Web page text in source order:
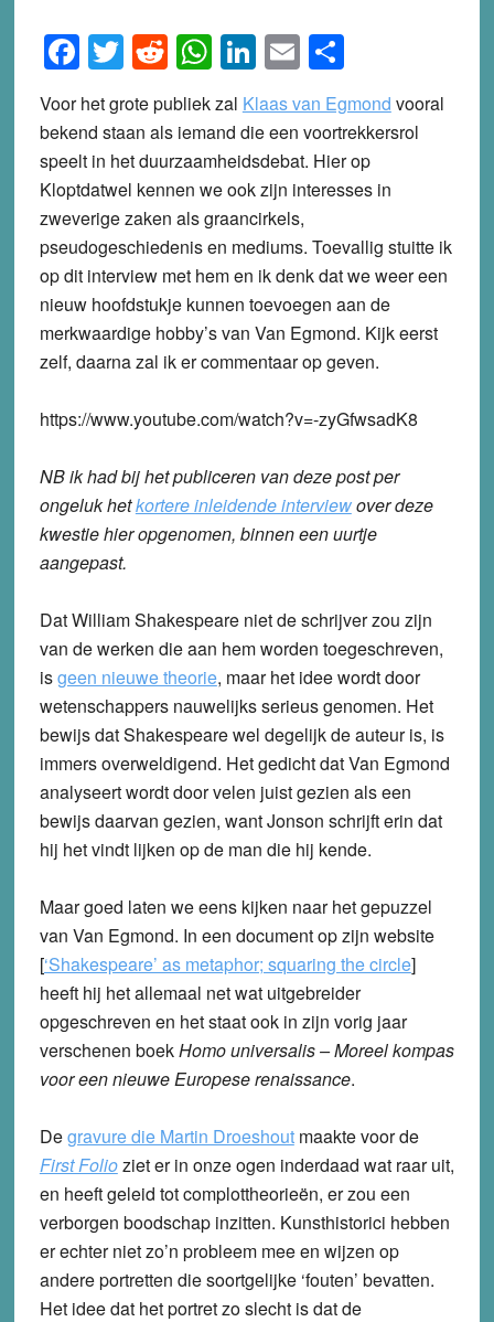
Facebook
Twitter
Reddit
WhatsApp
LinkedIn
EmailShare
Voor het grote publiek zal Klaas van Egmond vooral
bekend staan als iemand die een voortrekkersrol
speelt in het duurzaamheidsdebat. Hier op
Kloptdatwel kennen we ook zijn interesses in
zweverige zaken als graancirkels,
pseudogeschiedenis en mediums. Toevallig stuitte ik
op dit interview met hem en ik denk dat we weer een
nieuw hoofdstukje kunnen toevoegen aan de
merkwaardige hobby’s van Van Egmond. Kijk eerst
zelf, daarna zal ik er commentaar op geven.
https://www.youtube.com/watch?v=-zyGfwsadK8
NB ik had bij het publiceren van deze post per
ongeluk hetkortere inleidende interviewover deze
kwestie hier opgenomen, binnen een uurtje
aangepast.
Dat William Shakespeare niet de schrijver zou zijn
van de werken die aan hem worden toegeschreven,
isgeen nieuwe theorie, maar het idee wordt door
wetenschappers nauwelijks serieus genomen. Het
bewijs dat Shakespeare wel degelijk de auteur is, is
immers overweldigend. Het gedicht dat Van Egmond
analyseert wordt door velen juist gezien als een
bewijs daarvan gezien, want Jonson schrijft erin dat
hij het vindt lijken op de man die hij kende.
Maar goed laten we eens kijken naar het gepuzzel
van Van Egmond. In een document op zijn website
[‘Shakespeare’ as metaphor; squaring the circle]
heeft hij het allemaal net wat uitgebreider
opgeschreven en het staat ook in zijn vorig jaar
verschenen boekHomo universalis – Moreel kompas
voor een nieuwe Europese renaissance.
Degravure die Martin Droeshoutmaakte voor de
First Folioziet er in onze ogen inderdaad wat raar uit,
en heeft geleid tot complottheorieën, er zou een
verborgen boodschap inzitten. Kunsthistorici hebben
er echter niet zo’n probleem mee en wijzen op
andere portretten die soortgelijke ‘fouten’ bevatten.
Het idee dat het portret zo slecht is dat de